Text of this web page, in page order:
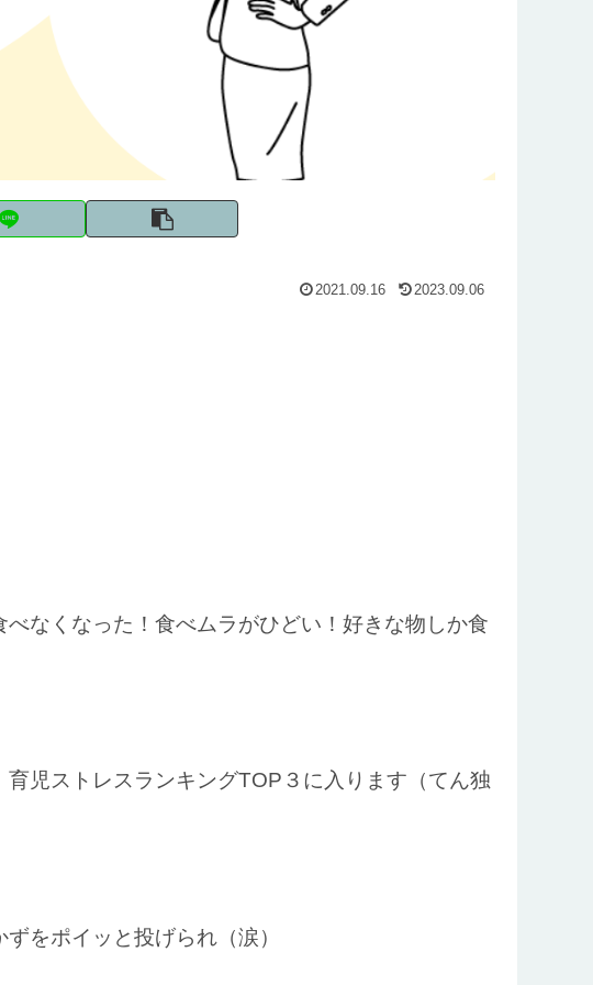
2021.09.16 2023.09.06
なくなった！食べムラがひどい！好きな物しか食
児ストレスランキングTOP３に入ります（てん独
をポイッと投げられ（涙）